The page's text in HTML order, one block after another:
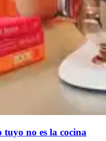
tuyo no es la cocina